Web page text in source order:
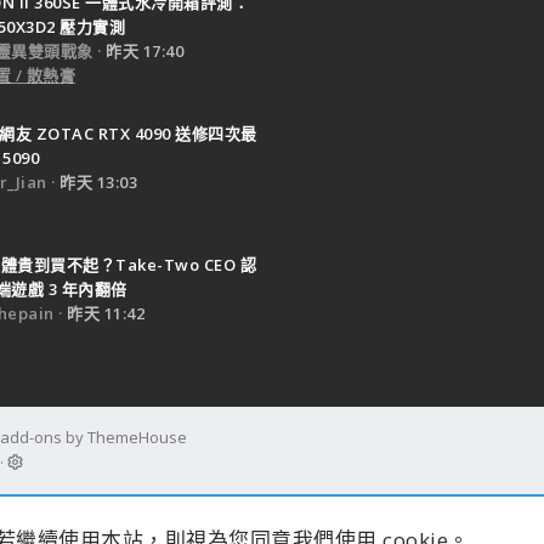
壓力實測
異雙頭戰象
昨天 17:40
/ 散熱膏
友 ZOTAC RTX 4090 送修四次最
昨天 13:03
貴到買不起？Take-Two CEO 認
遊戲 3 年內翻倍
昨天 11:42
ons by ThemeHouse